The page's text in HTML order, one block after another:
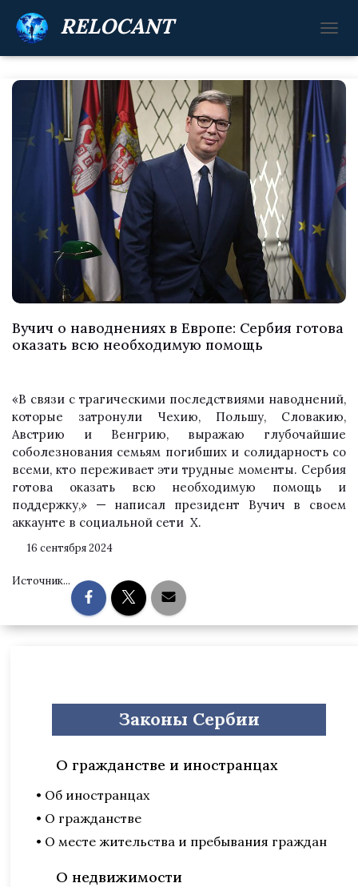
RELOCANT
Е
Ю
Ч
И
Т
Ь
Н
Г
А
Ц
Ю
Вучич о наводнениях в Европе: Сербия готова
оказать всю необходимую помощь
«В связи с трагическими последствиями наводнений,
которые затронули Чехию, Польшу, Словакию,
Австрию и Венгрию, выражаю глубочайшие
соболезнования семьям погибших и солидарность со
всеми, кто переживает эти трудные моменты. Сербия
готова оказать всю необходимую помощь и
поддержку,» — написал президент Вучич в своем
аккаунте в социальной сети X.
16 сентября 2024
Источник...
Законы Сербии
О гражданстве и иностранцах
• Об иностранцах
• О гражданстве
• О месте жительства и пребывания граждан
О недвижимости